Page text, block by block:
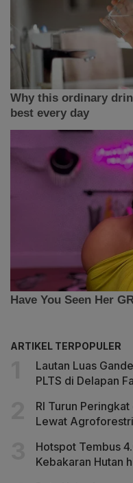
ARTIKEL TERPOPULER
Lautan Luas
PLTS di Delapan
RI Turun
Lewat
Hotspot Tembus
Kebakaran Hutan